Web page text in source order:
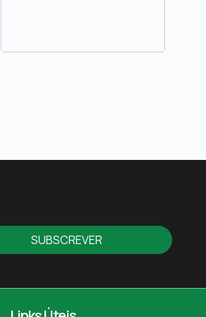
SUBSCREVER